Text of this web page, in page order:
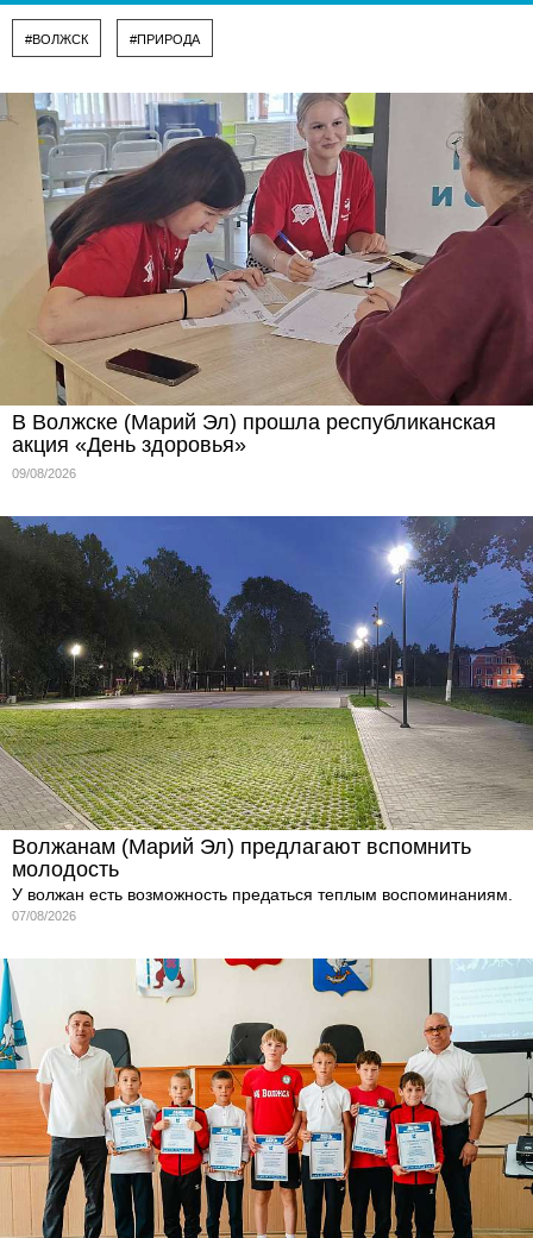
#ВОЛЖСК #ПРИРОДА
В Волжске (Марий Эл) прошла республиканская
акция «День здоровья»
09/08/2026
Волжанам (Марий Эл) предлагают вспомнить
молодость
У волжан есть возможность предаться теплым воспоминаниям.
07/08/2026